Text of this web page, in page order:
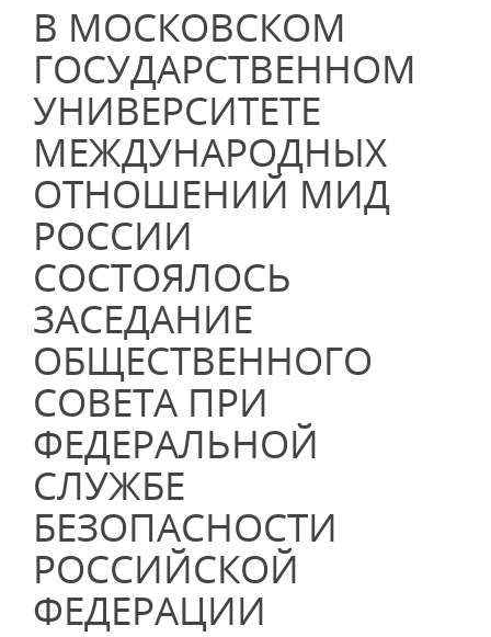
В МОСКОВСКОМ
ГОСУДАРСТВЕННОМ
УНИВЕРСИТЕТЕ
МЕЖДУНАРОДНЫХ
ОТНОШЕНИЙ МИД
РОССИИ
СОСТОЯЛОСЬ
ЗАСЕДАНИЕ
ОБЩЕСТВЕННОГО
СОВЕТА ПРИ
ФЕДЕРАЛЬНОЙ
СЛУЖБЕ
БЕЗОПАСНОСТИ
РОССИЙСКОЙ
ФЕДЕРАЦИИ